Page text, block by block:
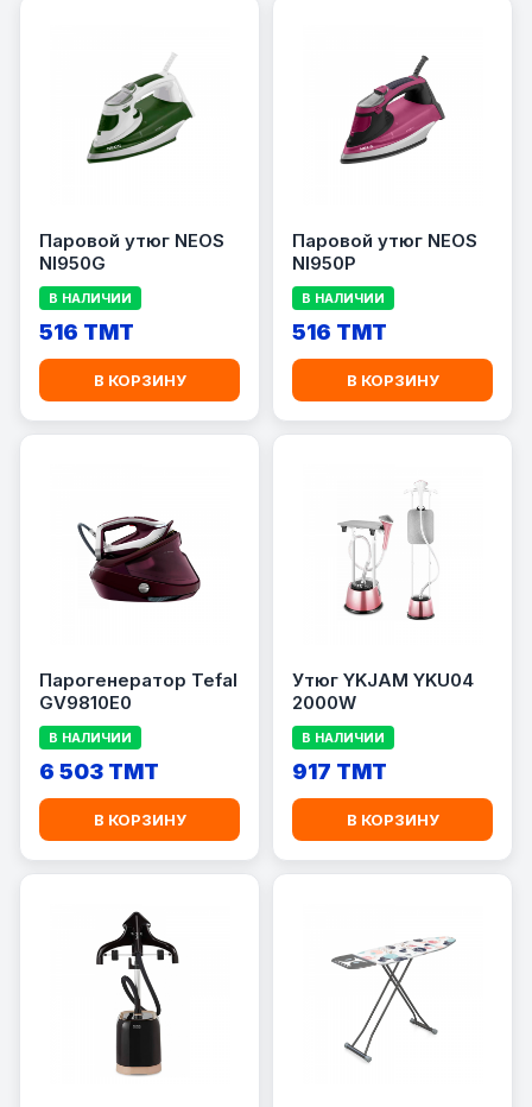
Паровой утюг NEOS
NI950G
В НАЛИЧИИ
516 TMT
В КОРЗИНУ
Паровой утюг NEOS
NI950P
В НАЛИЧИИ
516 TMT
В КОРЗИНУ
Парогенератор Tefal
GV9810E0
В НАЛИЧИИ
6 503 TMT
В КОРЗИНУ
Утюг YKJAM YKU04
2000W
В НАЛИЧИИ
917 TMT
В КОРЗИНУ